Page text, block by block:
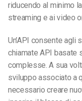
riducendo al minimo
streaming e ai video
Un’API consente
chiamate API basate
complesse. A sua
sviluppo associato a
necessario creare